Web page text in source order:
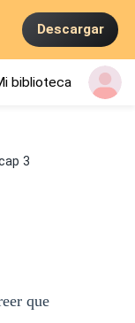
Descargar
biblioteca
3
que